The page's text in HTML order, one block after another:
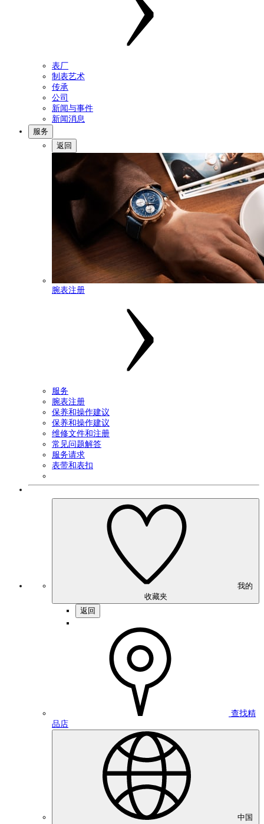
表厂
制表艺术
传承
公司
新闻与事件
新闻消息
服务
返回
腕表注册
服务
腕表注册
保养和操作建议
保养和操作建议
维修文件和注册
常见问题解答
服务请求
表带和表扣
收藏夹
返回
查找精
品店
中国